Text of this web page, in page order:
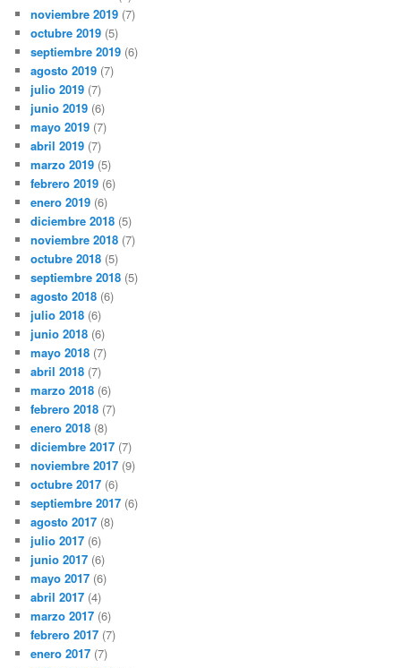
noviembre 2019 (7)
octubre 2019 (5)
septiembre 2019 (6)
agosto 2019 (7)
julio 2019 (7)
junio 2019 (6)
mayo 2019 (7)
abril 2019 (7)
marzo 2019 (5)
febrero 2019 (6)
enero 2019 (6)
diciembre 2018 (5)
noviembre 2018 (7)
octubre 2018 (5)
septiembre 2018 (5)
agosto 2018 (6)
julio 2018 (6)
junio 2018 (6)
mayo 2018 (7)
abril 2018 (7)
marzo 2018 (6)
febrero 2018 (7)
enero 2018 (8)
diciembre 2017 (7)
noviembre 2017 (9)
octubre 2017 (6)
septiembre 2017 (6)
agosto 2017 (8)
julio 2017 (6)
junio 2017 (6)
mayo 2017 (6)
abril 2017 (4)
marzo 2017 (6)
febrero 2017 (7)
enero 2017 (7)